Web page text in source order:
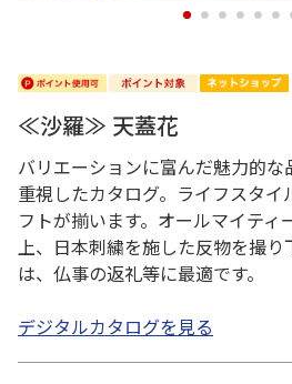
1 2 3 4 5 6
≪沙羅≫ 天蓋花
バリエーションに富んだ魅力的
重視したカタログ。ライフスタイ
フトが揃います。オールマイティ
上、日本刺繍を施した反物を撮
は、仏事の返礼等に最適です。
デジタルカタログを見る